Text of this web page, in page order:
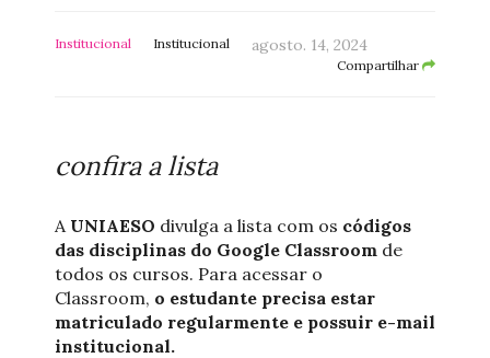
Institucional Institucional agosto. 14, 2024
Compartilhar
confira a lista
A UNIAESO divulga a lista com os códigos
das disciplinas do Google Classroom de
todos os cursos. Para acessar o
Classroom, o estudante precisa estar
matriculado regularmente e possuir e-mail
institucional.